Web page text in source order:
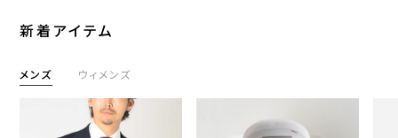
新着アイテム
メンズ ウィメンズ